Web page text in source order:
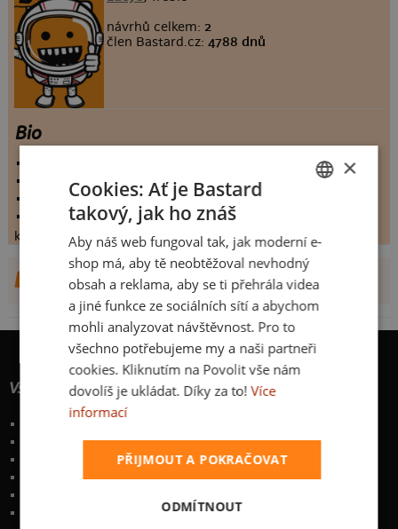
návrhů celkem:2
člen Bastard.cz:4788 dnů
Bio
hodnoceno: 27 krát
komentářů:6.03704
koupilo by:3 lidí
konečné hodnocení:6.03704
DALŠÍ NÁVRHY OD LUCY8
Vše o nákupu
Garance výměny či vrácení
Zakázkový potisk textilu
Ochrana osobních údajů
SLOVAK
×
Cookies: Ať je Bastard
takový, jak ho znáš
Aby náš web fungoval tak, jak moderní e-
shop má, aby tě neobtěžoval nevhodný
obsah a reklama, aby se ti přehrála videa
a jiné funkce ze sociálních sítí a abychom
mohli analyzovat návštěvnost. Pro to
všechno potřebujeme my a naši partneři
cookies. Kliknutím na Povolit vše nám
dovolíš je ukládat. Díky za to! Více
informací
PŘIJMOUT A POKRAČOVAT
ODMÍTNOUT